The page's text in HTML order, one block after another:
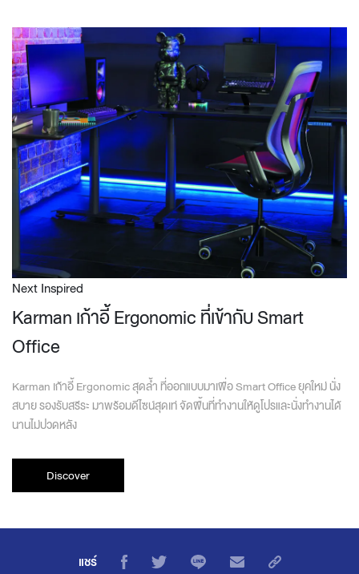
Next Inspired
Karman เก้าอี้ Ergonomic ที่เข้ากับ Smart
Office
Karman เก้าอี้ Ergonomic สุดล้ำ ที่ออกแบบมาเพื่อ Smart Office ยุคใหม่ นั่ง
สบาย รองรับสรีระ มาพร้อมดีไซน์สุดเท่ จัดพื้นที่ทำงานให้ดูโปรและนั่งทำงานได้
นานไม่ปวดหลัง
Discover
แชร์